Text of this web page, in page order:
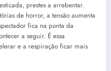
prestes a arrebentar.
de horror, a tensão aumenta
fica na ponta da
a seguir. É essa
e a respiração ficar mais